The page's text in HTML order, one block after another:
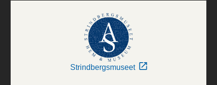
Strindbergsmuseet